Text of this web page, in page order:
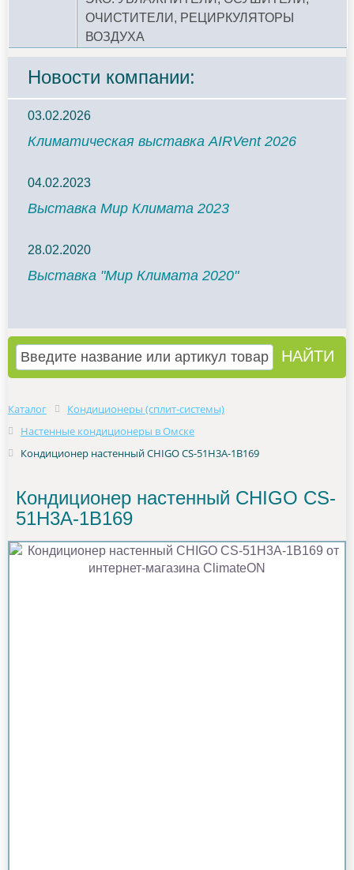
ОЧИСТИТЕЛИ, РЕЦИРКУЛЯТОРЫ
ВОЗДУХА
Новости компании:
03.02.2026
Климатическая выставка AIRVent 2026
04.02.2023
Выставка Мир Климата 2023
28.02.2020
Выставка "Мир Климата 2020"
Каталог
Кондиционеры (сплит-системы)
Настенные кондиционеры в Омске
Кондиционер настенный CHIGO CS-51H3A-1B169
Кондиционер настенный CHIGO CS-
51H3A-1B169